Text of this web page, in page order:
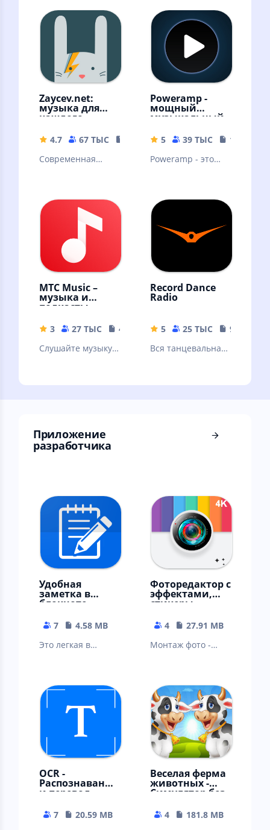
Android
интернета!
Скачивайте песни
и слушайте
оффлайн
Zaycev.net:
музыка для
каждого
4.7 67 ТЫС
54.18 MB
Современная
Poweramp -
мощный
музыкальный
5 39 ТЫС
18.69 MB
Poweramp - это
Андроида.
Пробная версия
МТС Music –
музыка и
подкасты
3 27 ТЫС
41 MB
Слушайте музыку и
Record Dance
Radio
5 25 ТЫС
9.39 MB
Вся танцевальная
Приложение
разработчика ⠀
Удобная
заметка в
блокноте -
заметок
7
4.58 MB
Это легкая в
записная книжка
для Android
бесплатно
Фоторедактор с
эффектами,
стикеры,
4
27.91 MB
Монтаж фото -
OCR -
Распознавание
и перевод
пдф
7
20.59 MB
Веселая ферма
животных -
Симулятор без
4
181.8 MB